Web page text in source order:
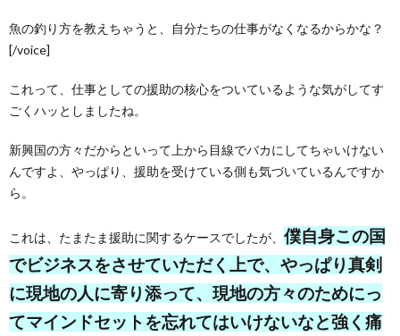
魚の釣り方を教えちゃうと、自分たちの仕事がなくなるからかな？
[/voice]
これって、仕事としての援助の核心をついているような気がしてす
ごくハッとしましたね。
新興国の方々だからといって上から目線でバカにしてちゃいけない
んですよ、やっぱり、援助を受けている側も気づいているんですか
ら。
これは、たまたま援助に関するケースでしたが、 僕自身この国
でビジネスをさせていただく上で、やっぱり真剣
に現地の人に寄り添って、現地の方々のためにっ
てマインドセットを忘れてはいけないなと強く痛